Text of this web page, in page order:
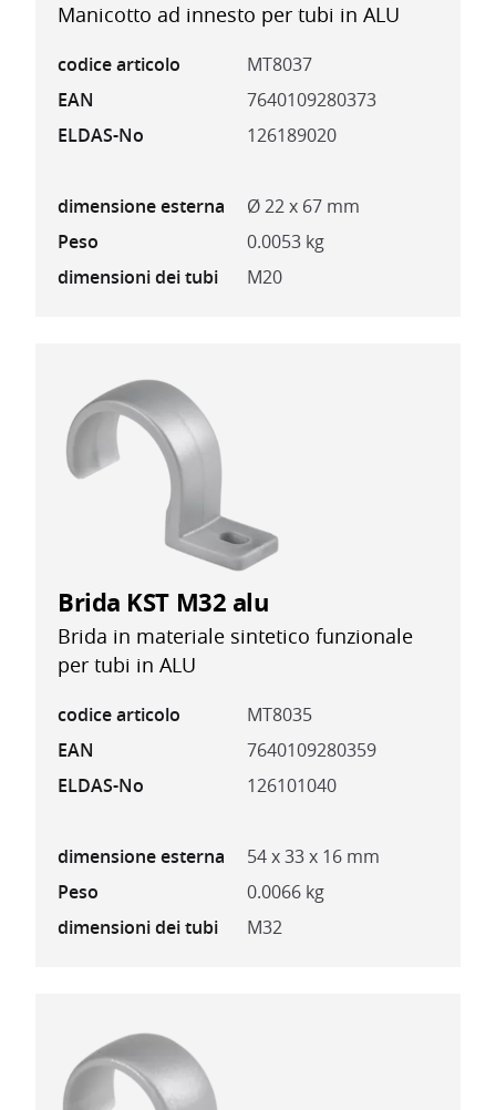
Manicotto ad innesto per tubi in ALU
codice articolo
MT8037
EAN
7640109280373
ELDAS-No
126189020
dimensione esterna
Ø 22 x 67 mm
Peso
0.0053 kg
dimensioni dei tubi
M20
Brida KST M32 alu
Brida in materiale sintetico funzionale
per tubi in ALU
codice articolo
MT8035
EAN
7640109280359
ELDAS-No
126101040
dimensione esterna
54 x 33 x 16 mm
Peso
0.0066 kg
dimensioni dei tubi
M32